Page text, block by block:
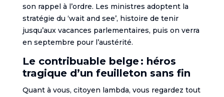
son rappel à l’ordre. Les ministres adoptent la
stratégie du ‘wait and see’, histoire de tenir
jusqu’aux vacances parlementaires, puis on verra
en septembre pour l’austérité.
Le contribuable belge : héros
tragique d’un feuilleton sans fin
Quant à vous, citoyen lambda, vous regardez tout